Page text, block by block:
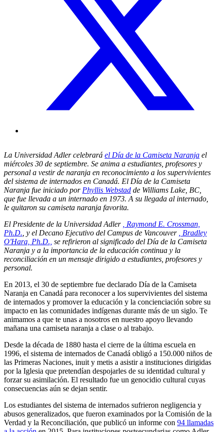
La Universidad Adler celebrará el Día de la Camiseta Naranja el
miércoles 30 de septiembre. Se anima a estudiantes, profesores y
personal a vestir de naranja en reconocimiento a los supervivientes
del sistema de internados en Canadá. El Día de la Camiseta
Naranja fue iniciado por Phyllis Webstad de Williams Lake, BC,
que fue llevada a un internado en 1973. A su llegada al internado,
le quitaron su camiseta naranja favorita.
El Presidente de la Universidad Adler
, Raymond E. Crossman,
Ph.D. , y el Decano Ejecutivo del Campus de Vancouver
, Bradley
O'Hara, Ph.D., se refirieron al significado del Día de la Camiseta
Naranja y a la importancia de la educación continua y la
reconciliación en un mensaje dirigido a estudiantes, profesores y
personal.
En 2013, el 30 de septiembre fue declarado Día de la Camiseta
Naranja en Canadá para reconocer a los supervivientes del sistema
de internados y promover la educación y la concienciación sobre su
impacto en las comunidades indígenas durante más de un siglo. Te
animamos a que te unas a nosotros en nuestro apoyo llevando
mañana una camiseta naranja a clase o al trabajo.
Desde la década de 1880 hasta el cierre de la última escuela en
1996, el sistema de internados de Canadá obligó a 150.000 niños de
las Primeras Naciones, inuit y metis a asistir a instituciones dirigidas
por la Iglesia que pretendían despojarles de su identidad cultural y
forzar su asimilación. El resultado fue un genocidio cultural cuyas
consecuencias aún se dejan sentir.
Los estudiantes del sistema de internados sufrieron negligencia y
abusos generalizados, que fueron examinados por la Comisión de la
Verdad y la Reconciliación, que publicó un informe con 94 llamadas